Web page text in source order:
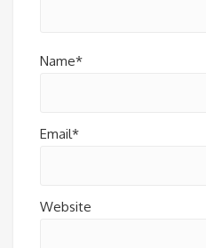
Name*
Email*
Website